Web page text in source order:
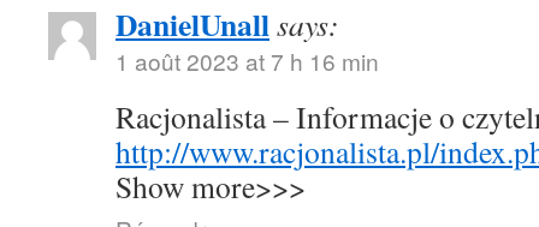
DanielUnallsays:
1 août 2023 at 7 h 16 min
Racjonalista – Informacje o
http://www.racjonalista.pl/
Show more>>>